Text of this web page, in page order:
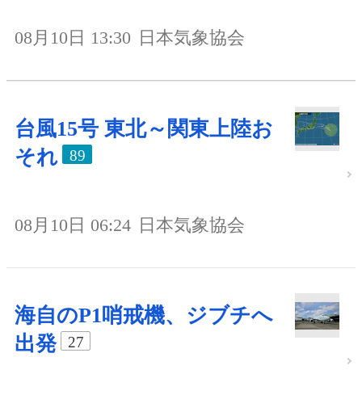
08月10日 13:30 日本気象協会
台風15号 東北～関東上陸お
それ
89
08月10日 06:24 日本気象協会
海自のP1哨戒機、ジブチへ
出発
27